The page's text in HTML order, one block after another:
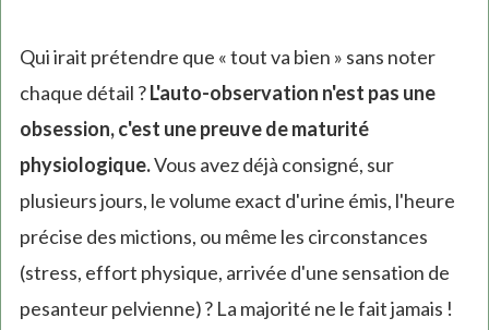
Qui irait prétendre que « tout va bien » sans noter
chaque détail ?L'auto-observation n'est pas une
obsession, c'est une preuve de maturité
physiologique.Vous avez déjà consigné, sur
plusieurs jours, le volume exact d'urine émis, l'heure
précise des mictions, ou même les circonstances
(stress, effort physique, arrivée d'une sensation de
pesanteur pelvienne) ? La majorité ne le fait jamais !